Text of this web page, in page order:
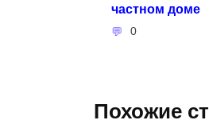
частном доме
0
Похожие